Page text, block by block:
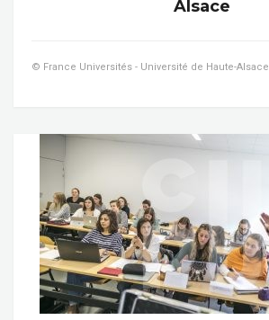
Alsace
© France Universités - Université de Haute-Alsace